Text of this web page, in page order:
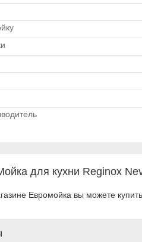
для кухни Reginox
Евромойка вы можете